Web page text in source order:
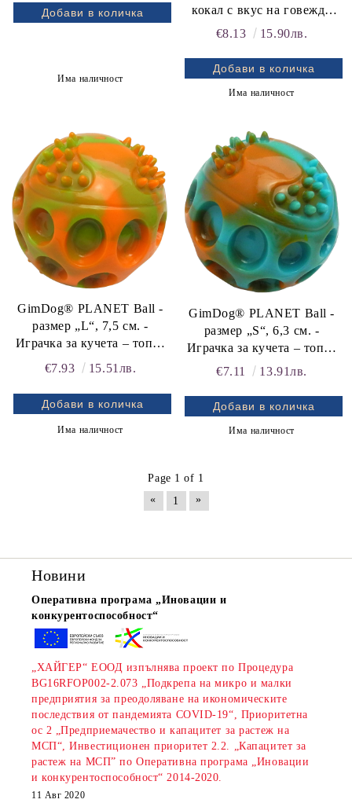
Има наличност
кокал с вкус на говеждо
15.5 cm, размер М
€8.13 15.90лв.
Има наличност
GimDog® PLANET Ball -
размер „L“, 7,5 см. -
Играчка за кучета – топка
„Планета“. Подходяща за
носене, отвътре с пищялка.
Помага за упражняване на
челюстните мускули.
€7.93 15.51лв.
Има наличност
GimDog® PLANET Ball -
размер „S“, 6,3 см. -
Играчка за кучета – топка
„Планета“. Подходяща за
Помага за упражняване на
челюстните мускули.
€7.11 13.91лв.
Има наличност
Page 1 of 1
«
1 »
Новини
Оперативна програма „Иновации и
конкурентоспособност“
„ХАЙГЕР“ ЕООД изпълнява проект по Процедура
BG16RFOP002-2.073 „Подкрепа на микро и малки
предприятия за преодоляване на икономическите
последствия от пандемията COVID-19“, Приоритетна
ос 2 „Предприемачество и капацитет за растеж на
МСП“, Инвестиционен приоритет 2.2. „Капацитет за
растеж на МСП” по Оперативна програма „Иновации
и конкурентоспособност“ 2014-2020.
11 Авг 2020